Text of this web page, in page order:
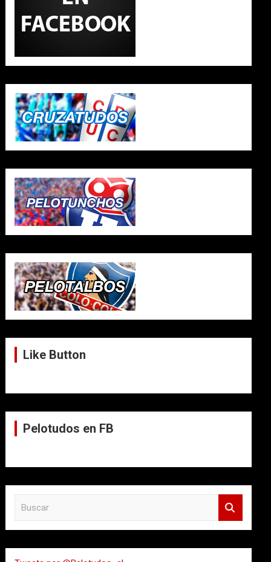
Like Button
Pelotudos en FB
a